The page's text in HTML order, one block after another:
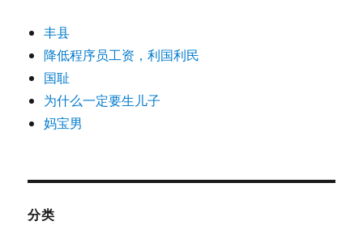
丰县
降低程序员工资，利国利民
国耻
为什么一定要生儿子
妈宝男
分类